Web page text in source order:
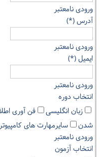
ورودی نامعتبر
آدرس (*)
ورودی نامعتبر
ایمیل (*)
ورودی نامعتبر
انتخاب دوره
زبان انگلیسی
فن آوری
شدن
سایرمهارت های
ورودی نامعتبر
انتخاب آزمون